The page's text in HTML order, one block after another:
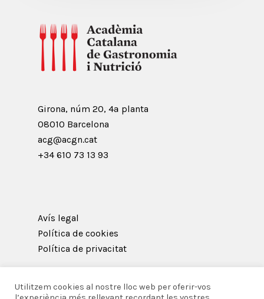
Girona, núm 20, 4ª planta
08010 Barcelona
acg@acgn.cat
+34 610 73 13 93
Avís legal
Política de cookies
Política de privacitat
Utilitzem cookies al nostre lloc web per oferir-vos